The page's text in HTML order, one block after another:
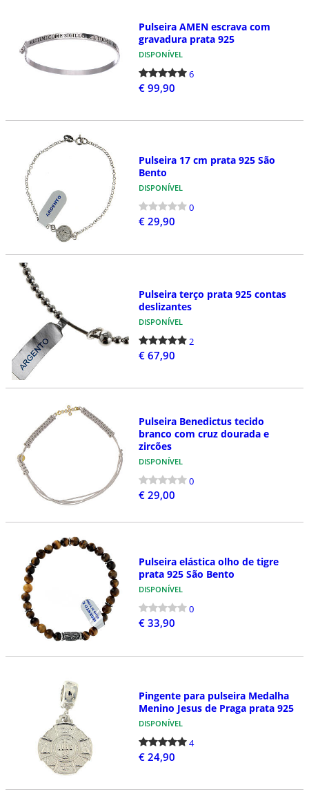
Pulseira AMEN escrava com
gravadura prata 925
DISPONÍVEL
6
€ 99,90
Pulseira 17 cm prata 925 São
Bento
DISPONÍVEL
0
€ 29,90
Pulseira terço prata 925 contas
deslizantes
DISPONÍVEL
2
€ 67,90
Pulseira Benedictus tecido
branco com cruz dourada e
zircões
DISPONÍVEL
0
€ 29,00
Pulseira elástica olho de tigre
prata 925 São Bento
DISPONÍVEL
0
€ 33,90
Pingente para pulseira Medalha
Menino Jesus de Praga prata 925
DISPONÍVEL
4
€ 24,90